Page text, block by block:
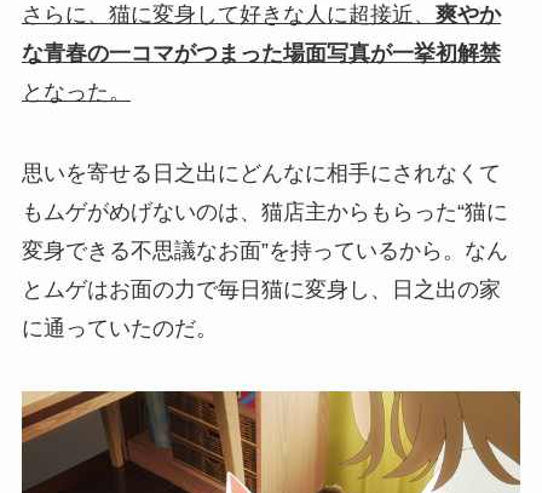
さらに、猫に変身して好きな人に超接近、 爽やか
な青春の一コマがつまった場面写真が一挙初解禁
となった。
思いを寄せる日之出にどんなに相手にされなくて
もムゲがめげないのは、猫店主からもらった“猫に
変身できる不思議なお面”を持っているから。なん
とムゲはお面の力で毎日猫に変身し、日之出の家
に通っていたのだ。